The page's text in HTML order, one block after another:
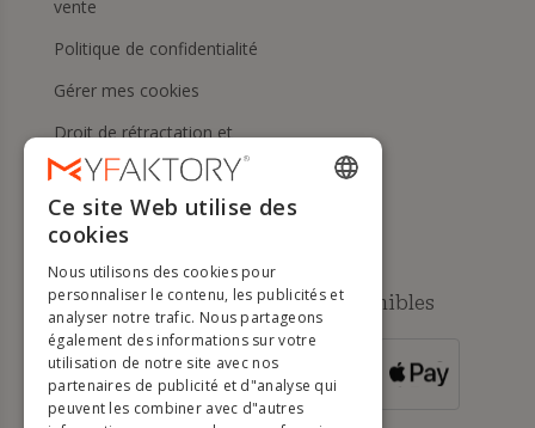
vente
Politique de confidentialité
Gérer mes cookies
Droit de rétractation et
retours
Aide
Méthodes de paiement disponibles
POUR LES
COMMANDES
SUPÉRIEURES À
ENGLISH
DUTCH
GERMAN
PORTUGUESE
Ce site Web utilise des
cookies
Nous utilisons des cookies pour
personnaliser le contenu, les publicités et
analyser notre trafic. Nous partageons
également des informations sur votre
utilisation de notre site avec nos
partenaires de publicité et d"analyse qui
peuvent les combiner avec d"autres